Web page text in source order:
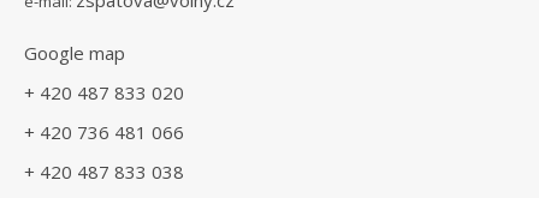
Google map
+ 420 487 833 020
+ 420 736 481 066
+ 420 487 833 038